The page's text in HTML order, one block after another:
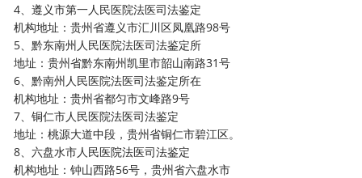
4、遵义市第一人民医院法医司法鉴定
机构地址：贵州省遵义市汇川区凤凰路98号
5、黔东南州人民医院法医司法鉴定所
地址：贵州省黔东南州凯里市韶山南路31号
6、黔南州人民医院法医司法鉴定所在
机构地址：贵州省都匀市文峰路9号
7、铜仁市人民医院法医司法鉴定
地址：桃源大道中段，贵州省铜仁市碧江区。
8、六盘水市人民医院法医司法鉴定
机构地址：钟山西路56号，贵州省六盘水市